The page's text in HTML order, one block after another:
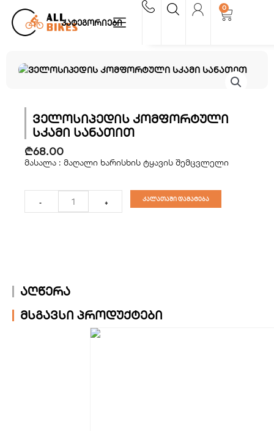
content
კატეგორიები
0
Cart
ველოსიპედის კომფორტული
სკამი სანათით
₾68.00
მასალა : მაღალი ხარისხის ტყავის შემცვლელი
-
ველოსიპედის
კომფორტული
+ კალათაში დამატება
აღწერა
მსგავსი პროდუქტები